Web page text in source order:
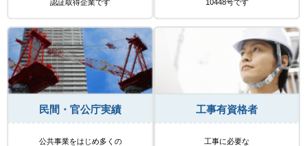
認証取得企業です
10448号です
民間・官公庁実績
公共事業をはじめ多くの
工事有資格者
工事に必要な